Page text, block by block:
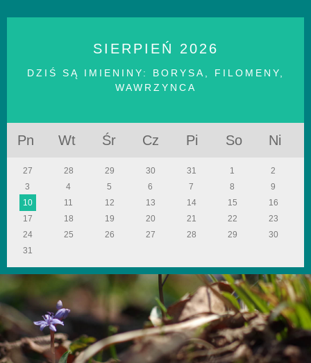
SIERPIEŃ 2026
DZIŚ SĄ IMIENINY: BORYSA, FILOMENY,
WAWRZYNCA
Pn Wt Śr Cz Pi So Ni
27 28 29 30 31 1
2
3
4 5 6 7 8
9
10
11 12 13 14 15
16
17
18 19 20 21 22
23
24
25 26 27 28 29
30
31